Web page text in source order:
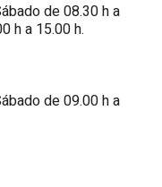
de 08.30 h a
h a 15.00 h.
de 09.00 h a